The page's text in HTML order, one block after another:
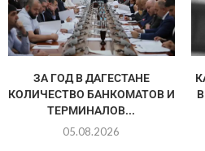
ЗА ГОД В ДАГЕСТАНЕ
КОЛИЧЕСТВО БАНКОМАТОВ И
ТЕРМИНАЛОВ...
05.08.2026